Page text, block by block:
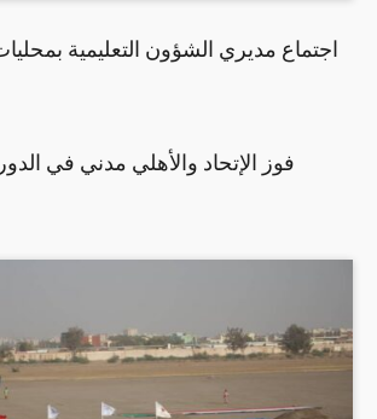
اجتماع مديري الشؤون التعليمية
فوز الإتحاد والأهلي مدني في